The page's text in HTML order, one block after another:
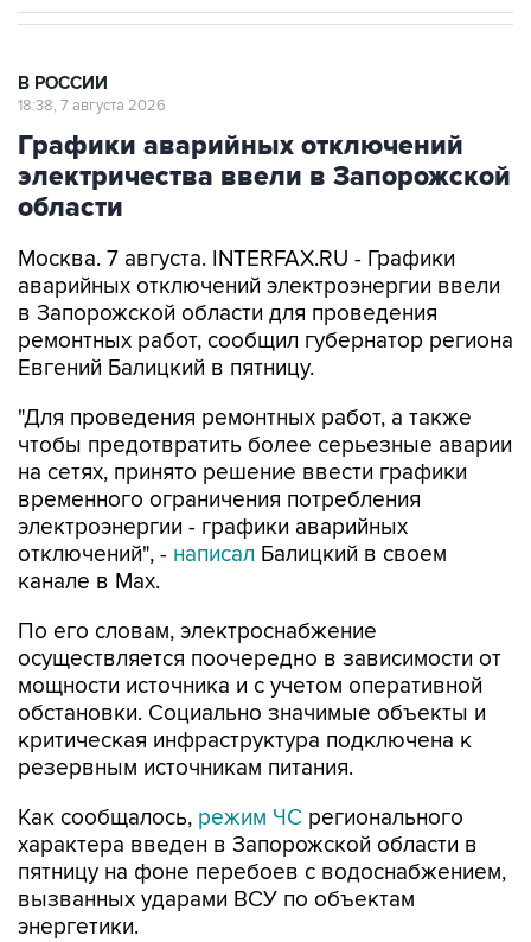
В РОССИИ
18:38, 7 августа 2026
Графики аварийных отключений
электричества ввели в Запорожской
области
Москва. 7 августа. INTERFAX.RU - Графики
аварийных отключений электроэнергии ввели
в Запорожской области для проведения
ремонтных работ, сообщил губернатор региона
Евгений Балицкий в пятницу.
"Для проведения ремонтных работ, а также
чтобы предотвратить более серьезные аварии
на сетях, принято решение ввести графики
временного ограничения потребления
электроэнергии - графики аварийных
отключений", - написал Балицкий в своем
канале в Max.
По его словам, электроснабжение
осуществляется поочередно в зависимости от
мощности источника и с учетом оперативной
обстановки. Социально значимые объекты и
критическая инфраструктура подключена к
резервным источникам питания.
Как сообщалось, режим ЧС регионального
характера введен в Запорожской области в
пятницу на фоне перебоев с водоснабжением,
вызванных ударами ВСУ по объектам
энергетики.